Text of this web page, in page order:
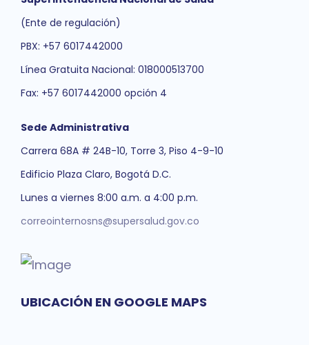
UBICACIÓN EN GOOGLE MAPS
(Ente de regulación)
PBX: +57 6017442000
Línea Gratuita Nacional: 018000513700
Fax: +57 6017442000 opción 4
Sede Administrativa
Carrera 68A # 24B-10, Torre 3, Piso 4-9-10
Edificio Plaza Claro, Bogotá D.C.
Lunes a viernes 8:00 a.m. a 4:00 p.m.
correointernosns@supersalud.gov.co